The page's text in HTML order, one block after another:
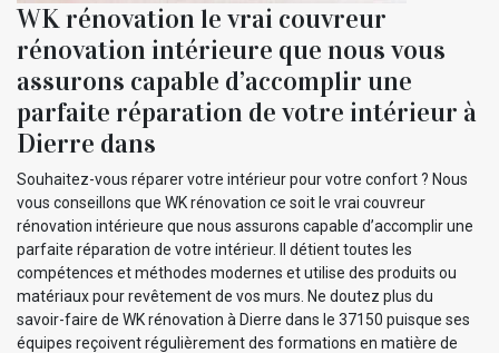
WK rénovation le vrai couvreur
rénovation intérieure que nous vous
assurons capable d’accomplir une
parfaite réparation de votre intérieur à
Dierre dans
Souhaitez-vous réparer votre intérieur pour votre confort ? Nous
vous conseillons que WK rénovation ce soit le vrai couvreur
rénovation intérieure que nous assurons capable d’accomplir une
parfaite réparation de votre intérieur. Il détient toutes les
compétences et méthodes modernes et utilise des produits ou
matériaux pour revêtement de vos murs. Ne doutez plus du
savoir-faire de WK rénovation à Dierre dans le 37150 puisque ses
équipes reçoivent régulièrement des formations en matière de